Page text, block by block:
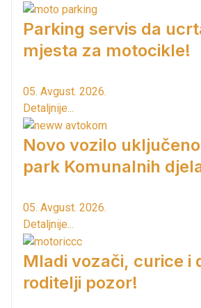
Parking servis da
mjesta za motocikle!
05. Avgust. 2026.
Detaljnije...
Novo vozilo
park Komunalnih
05. Avgust. 2026.
Detaljnije...
Mladi vozači, curice i
roditelji pozor!